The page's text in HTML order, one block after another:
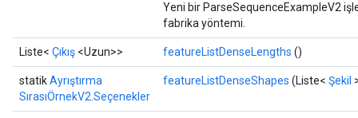
Yeni bir ParseSequenceExampleV2
fabrika yöntemi.
Liste< Çıkış <Uzun>> featureListDenseLengths ()
statikAyrıştırma
SırasıÖrnekV2.Seçenekler
featureListDenseShapes (Liste< Şekil